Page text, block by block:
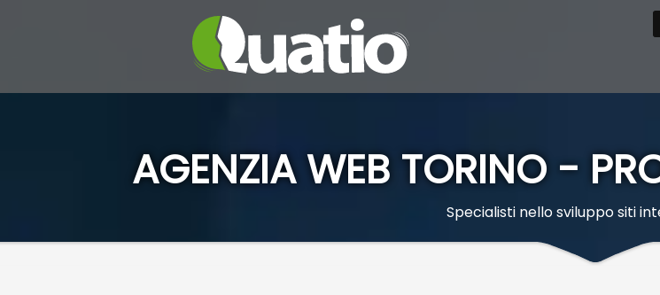
AGENZIA WEB TORINO -
Specialisti nello sviluppo siti